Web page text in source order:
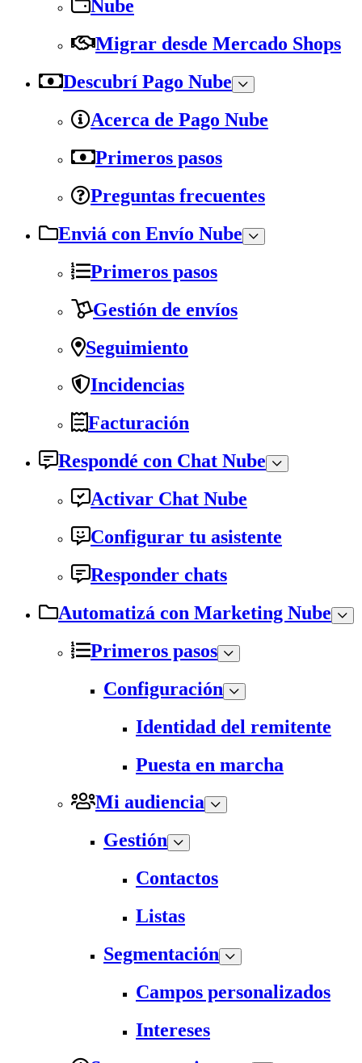
Nube
Migrar desde Mercado Shops
Descubrí Pago Nube
Acerca de Pago Nube
Primeros pasos
Preguntas frecuentes
Enviá con Envío Nube
Primeros pasos
Gestión de envíos
Seguimiento
Incidencias
Facturación
Respondé con Chat Nube
Activar Chat Nube
Configurar tu asistente
Responder chats
Automatizá con Marketing Nube
Primeros pasos
Configuración
Identidad del remitente
Puesta en marcha
Mi audiencia
Gestión
Contactos
Listas
Segmentación
Campos personalizados
Intereses